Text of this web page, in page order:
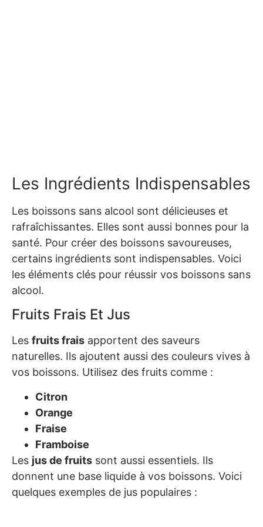
Les Ingrédients Indispensables
Les boissons sans alcool sont délicieuses et
rafraîchissantes. Elles sont aussi bonnes pour la
santé. Pour créer des boissons savoureuses,
certains ingrédients sont indispensables. Voici
les éléments clés pour réussir vos boissons sans
alcool.
Fruits Frais Et Jus
Les fruits frais apportent des saveurs
naturelles. Ils ajoutent aussi des couleurs vives à
vos boissons. Utilisez des fruits comme :
Citron
Orange
Fraise
Framboise
Les jus de fruits sont aussi essentiels. Ils
donnent une base liquide à vos boissons. Voici
quelques exemples de jus populaires :